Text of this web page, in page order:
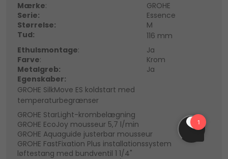
Mærke:
GROHE
Serie:
Essence
Størrelse:
M
Tud:
116 mm
Ethulsmontage:
Ja
Farve:
Krom
Metalgreb:
Ja
Egenskaber:
GROHE SilkMove ES koldstart med
temperaturbegrænser
GROHE StarLight-krombelægning
GROHE EcoJoy mousseur 5,7 l/min
GROHE Aquaguide justerbar mousseur
GROHE FastFixation Plus installationssystem
løftestang med bundventil 1 1/4"